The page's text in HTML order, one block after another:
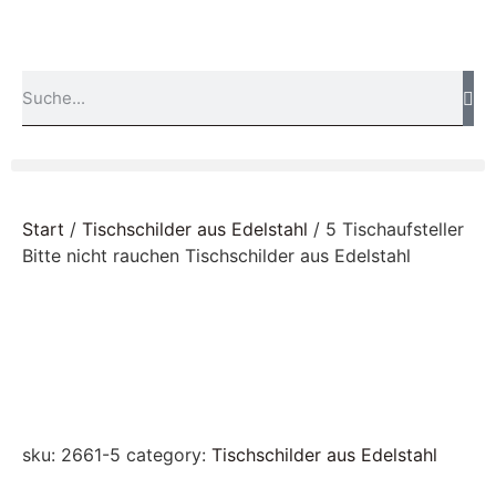
Start / Tischschilder aus Edelstahl / 5 Tischaufsteller
Bitte nicht rauchen Tischschilder aus Edelstahl
sku: 2661-5 category: Tischschilder aus Edelstahl